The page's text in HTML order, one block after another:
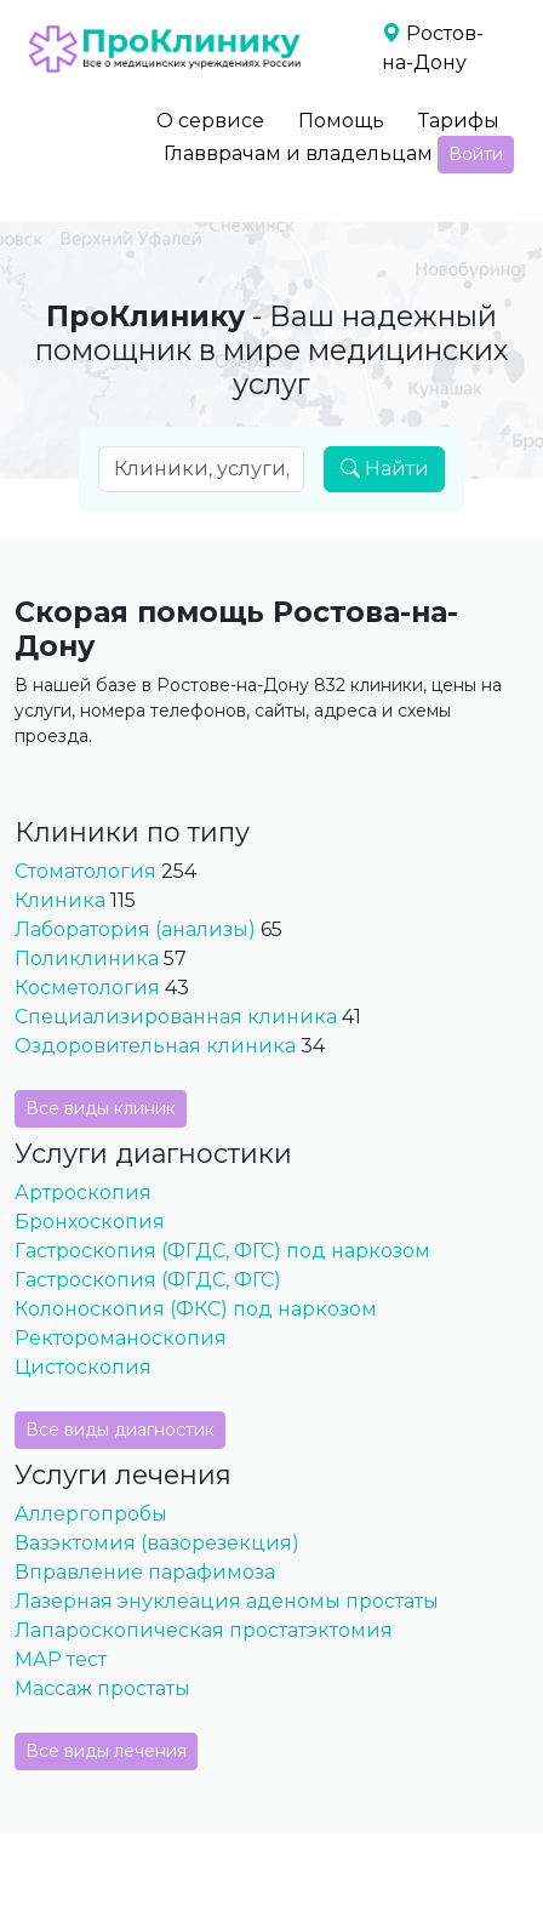
Ростов-
на-Дону
О сервисе Помощь
Тарифы
Главврачам и владельцам
Войти
ПроКлинику- Ваш надежный
помощник в мире медицинских
услуг
Найти
Скорая помощь Ростова-на-
Дону
В нашей базе в Ростове-на-Дону 832 клиники, цены на
услуги, номера телефонов, сайты, адреса и схемы
проезда.
Клиники по типу
Стоматология 254
Клиника 115
Лаборатория (анализы) 65
Поликлиника 57
Косметология 43
Специализированная клиника 41
Оздоровительная клиника 34
Все виды клиник
Услуги диагностики
Артроскопия
Бронхоскопия
Гастроскопия (ФГДС, ФГС) под наркозом
Гастроскопия (ФГДС, ФГС)
Колоноскопия (ФКС) под наркозом
Ректороманоскопия
Цистоскопия
Все виды диагностик
Услуги лечения
Аллергопробы
Вазэктомия (вазорезекция)
Вправление парафимоза
Лазерная энуклеация аденомы простаты
Лапароскопическая простатэктомия
МАР тест
Массаж простаты
Все виды лечения